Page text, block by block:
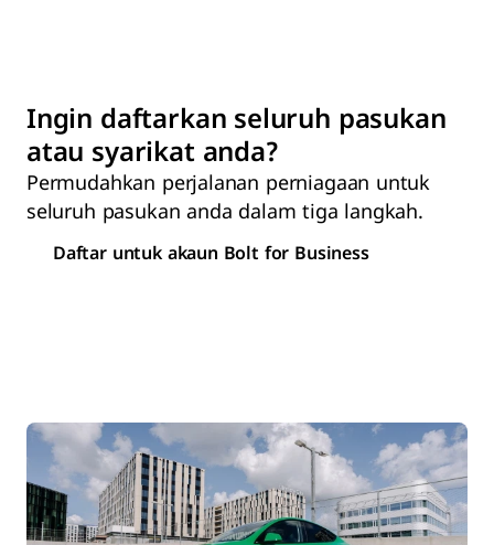
Ingin daftarkan seluruh pasukan
atau syarikat anda?
Permudahkan perjalanan perniagaan untuk
seluruh pasukan anda dalam tiga langkah.
Daftar untuk akaun Bolt for Business